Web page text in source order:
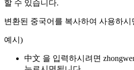
할 수 있습니다.
변환된 중국어를 복사하여 사용하시
예시)
中文 을 입력하시려면